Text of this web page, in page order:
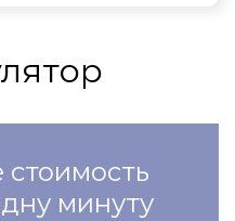
стоимость
минуту